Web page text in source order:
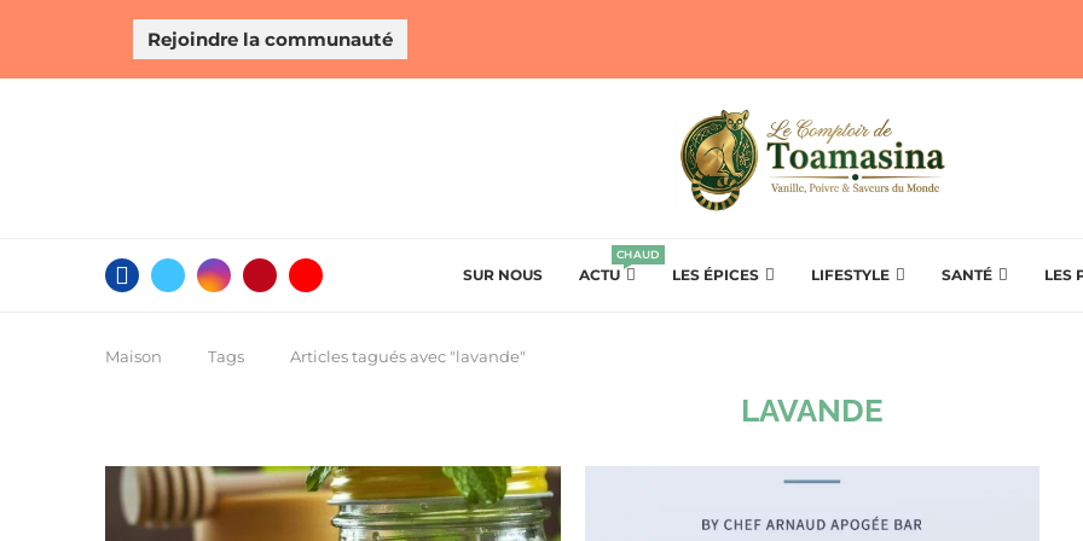
Rejoindre la communauté
SUR NOUS ACTU
CHAUD
LES ÉPICES LIFESTYLE SANTÉ LES
Maison Tags Articles tagués avec "lavande"
LAVANDE